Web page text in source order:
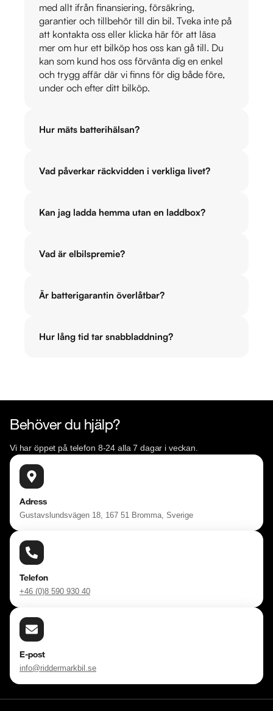
med allt ifrån finansiering, försäkring,
garantier och tillbehör till din bil. Tveka inte på
att kontakta oss eller klicka här för att läsa
mer om hur ett bilköp hos oss kan gå till. Du
kan som kund hos oss förvänta dig en enkel
och trygg affär där vi finns för dig både före,
under och efter ditt bilköp.
Hur mäts batterihälsan?
Vad påverkar räckvidden i verkliga livet?
Kan jag ladda hemma utan en laddbox?
Vad är elbilspremie?
Är batterigarantin överlåtbar?
Hur lång tid tar snabbladdning?
Behöver du hjälp?
Vi har öppet på telefon 8-24 alla 7 dagar i veckan.
Adress
Gustavslundsvägen 18, 167 51 Bromma, Sverige
Telefon
+46 (0)8 590 930 40
E-post
info@riddermarkbil.se